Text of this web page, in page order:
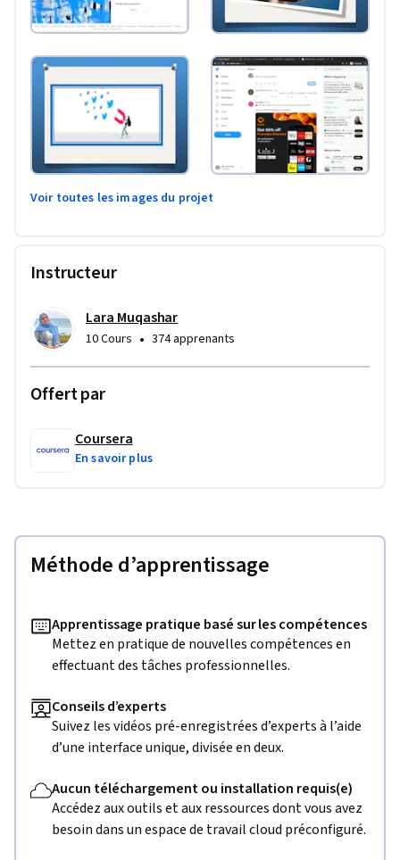
Voir toutes les images du projet
Instructeur
Lara Muqashar
10 Cours • 374 apprenants
Offert par
Coursera
En savoir plus
Méthode d’apprentissage
Apprentissage pratique basé sur les compétences
Mettez en pratique de nouvelles compétences en
effectuant des tâches professionnelles.
Conseils d’experts
Suivez les vidéos pré-enregistrées d’experts à l’aide
d’une interface unique, divisée en deux.
Aucun téléchargement ou installation requis(e)
Accédez aux outils et aux ressources dont vous avez
besoin dans un espace de travail cloud préconfiguré.